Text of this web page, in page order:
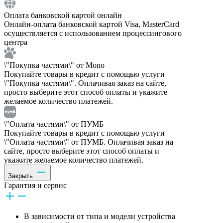
Оплата банковской картой онлайн
Онлайн-оплата банковской картой Visa, MasterCard
осуществляется с использованием процессингового
центра
\"Покупка частями\" от Mono
Покупайте товары в кредит с помощью услуги
\"Покупка частями\". Оплачивая заказ на сайте,
просто выберите этот способ оплаты и укажите
желаемое количество платежей.
\"Оплата частями\" от ПУМБ
Покупайте товары в кредит с помощью услуги
\"Оплата частями\" от ПУМБ. Оплачивая заказ на
сайте, просто выберите этот способ оплаты и
укажите желаемое количество платежей.
Закрыть
Гарантия и сервис
В зависимости от типа и модели устройства